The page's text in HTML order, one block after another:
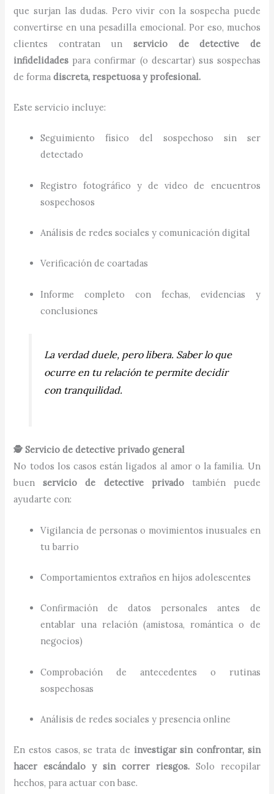
que surjan las dudas. Pero vivir con la sospecha puede
convertirse en una pesadilla emocional. Por eso, muchos
clientes contratan un servicio de detective de
infidelidades para confirmar (o descartar) sus sospechas
de formadiscreta, respetuosa y profesional.
Este servicio incluye:
Seguimiento físico del sospechoso sin ser
detectado
Registro fotográfico y de video de encuentros
sospechosos
Análisis de redes sociales y comunicación digital
Verificación de coartadas
Informe completo con fechas, evidencias y
conclusiones
La verdad duele, pero libera. Saber lo que
ocurre en tu relación te permite decidir
con tranquilidad.
🕵️ Servicio de detective privado general
No todos los casos están ligados al amor o la familia. Un
buenservicio de detective privadotambién puede
ayudarte con:
Vigilancia de personas o movimientos inusuales en
tu barrio
Comportamientos extraños en hijos adolescentes
Confirmación de datos personales antes de
entablar una relación (amistosa, romántica o de
negocios)
Comprobación de antecedentes o rutinas
sospechosas
Análisis de redes sociales y presencia online
En estos casos, se trata de investigar sin confrontar, sin
hacer escándalo y sin correr riesgos.Solo recopilar
hechos, para actuar con base.